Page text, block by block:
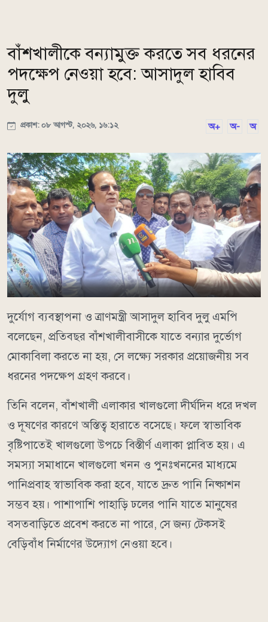
বাঁশখালীকে বন্যামুক্ত করতে সব ধরনের
পদক্ষেপ নেওয়া হবে: আসাদুল হাবিব
দুলু
প্রকাশ: ০৮ আগস্ট, ২০২৬, ১৬:১২ অ+ অ- অ
দুর্যোগ ব্যবস্থাপনা ও ত্রাণমন্ত্রী আসাদুল হাবিব দুলু এমপি
বলেছেন, প্রতিবছর বাঁশখালীবাসীকে যাতে বন্যার দুর্ভোগ
মোকাবিলা করতে না হয়, সে লক্ষ্যে সরকার প্রয়োজনীয় সব
ধরনের পদক্ষেপ গ্রহণ করবে।
তিনি বলেন, বাঁশখালী এলাকার খালগুলো দীর্ঘদিন ধরে দখল
ও দূষণের কারণে অস্তিত্ব হারাতে বসেছে। ফলে স্বাভাবিক
বৃষ্টিপাতেই খালগুলো উপচে বিস্তীর্ণ এলাকা প্লাবিত হয়। এ
সমস্যা সমাধানে খালগুলো খনন ও পুনঃখননের মাধ্যমে
পানিপ্রবাহ স্বাভাবিক করা হবে, যাতে দ্রুত পানি নিষ্কাশন
সম্ভব হয়। পাশাপাশি পাহাড়ি ঢলের পানি যাতে মানুষের
বসতবাড়িতে প্রবেশ করতে না পারে, সে জন্য টেকসই
বেড়িবাঁধ নির্মাণের উদ্যোগ নেওয়া হবে।